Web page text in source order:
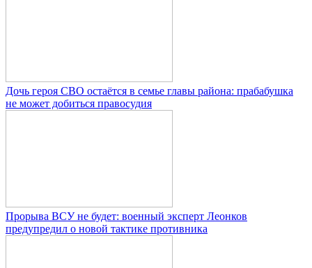
Дочь героя СВО остаётся в семье главы района: прабабушка
не может добиться правосудия
Прорыва ВСУ не будет: военный эксперт Леонков
предупредил о новой тактике противника